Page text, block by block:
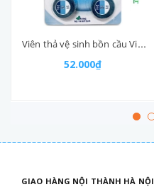
Viên thả vệ sinh bồn cầu Vim vỉ 4 viên
52.000₫
GIAO HÀNG NỘI THÀNH HÀ NỘI